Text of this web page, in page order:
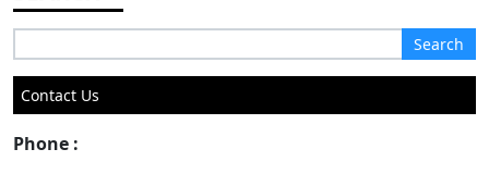
for:
Contact Us
Phone :